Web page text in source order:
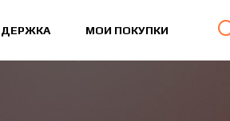
МОИ ПОКУПКИ